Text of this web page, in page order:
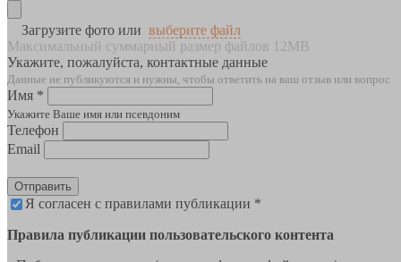
Загрузите фото или выберите файл
Максимальный суммарный размер файлов 12MB
Укажите, пожалуйста, контактные данные
Данные не публикуются и нужны, чтобы ответить на ваш отзыв или вопрос
Имя *
Укажите Ваше имя или псевдоним
Телефон
Email
Отправить
Я согласен с правилами публикации *
Правила публикации пользовательского контента